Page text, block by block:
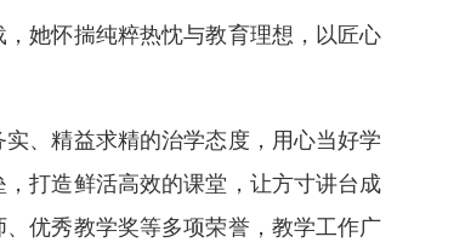
她怀揣纯粹热忱与教育理想，以匠心
、精益求精的治学态度，用心当好学
打造鲜活高效的课堂，让方寸讲台成
优秀教学奖等多项荣誉，教学工作广